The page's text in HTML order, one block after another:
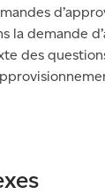
la demande
des